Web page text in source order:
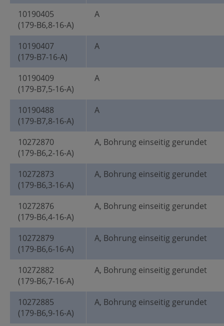
10190405
(179-B6,8-16-A)
A
10190407
(179-B7-16-A)
A
10190409
(179-B7,5-16-A)
A
10190488
(179-B7,8-16-A)
A
10272870
(179-B6,2-16-A)
A, Bohrung einseitig gerundet
10272873
(179-B6,3-16-A)
A, Bohrung einseitig gerundet
10272876
(179-B6,4-16-A)
A, Bohrung einseitig gerundet
10272879
(179-B6,6-16-A)
A, Bohrung einseitig gerundet
10272882
(179-B6,7-16-A)
A, Bohrung einseitig gerundet
10272885
(179-B6,9-16-A)
A, Bohrung einseitig gerundet